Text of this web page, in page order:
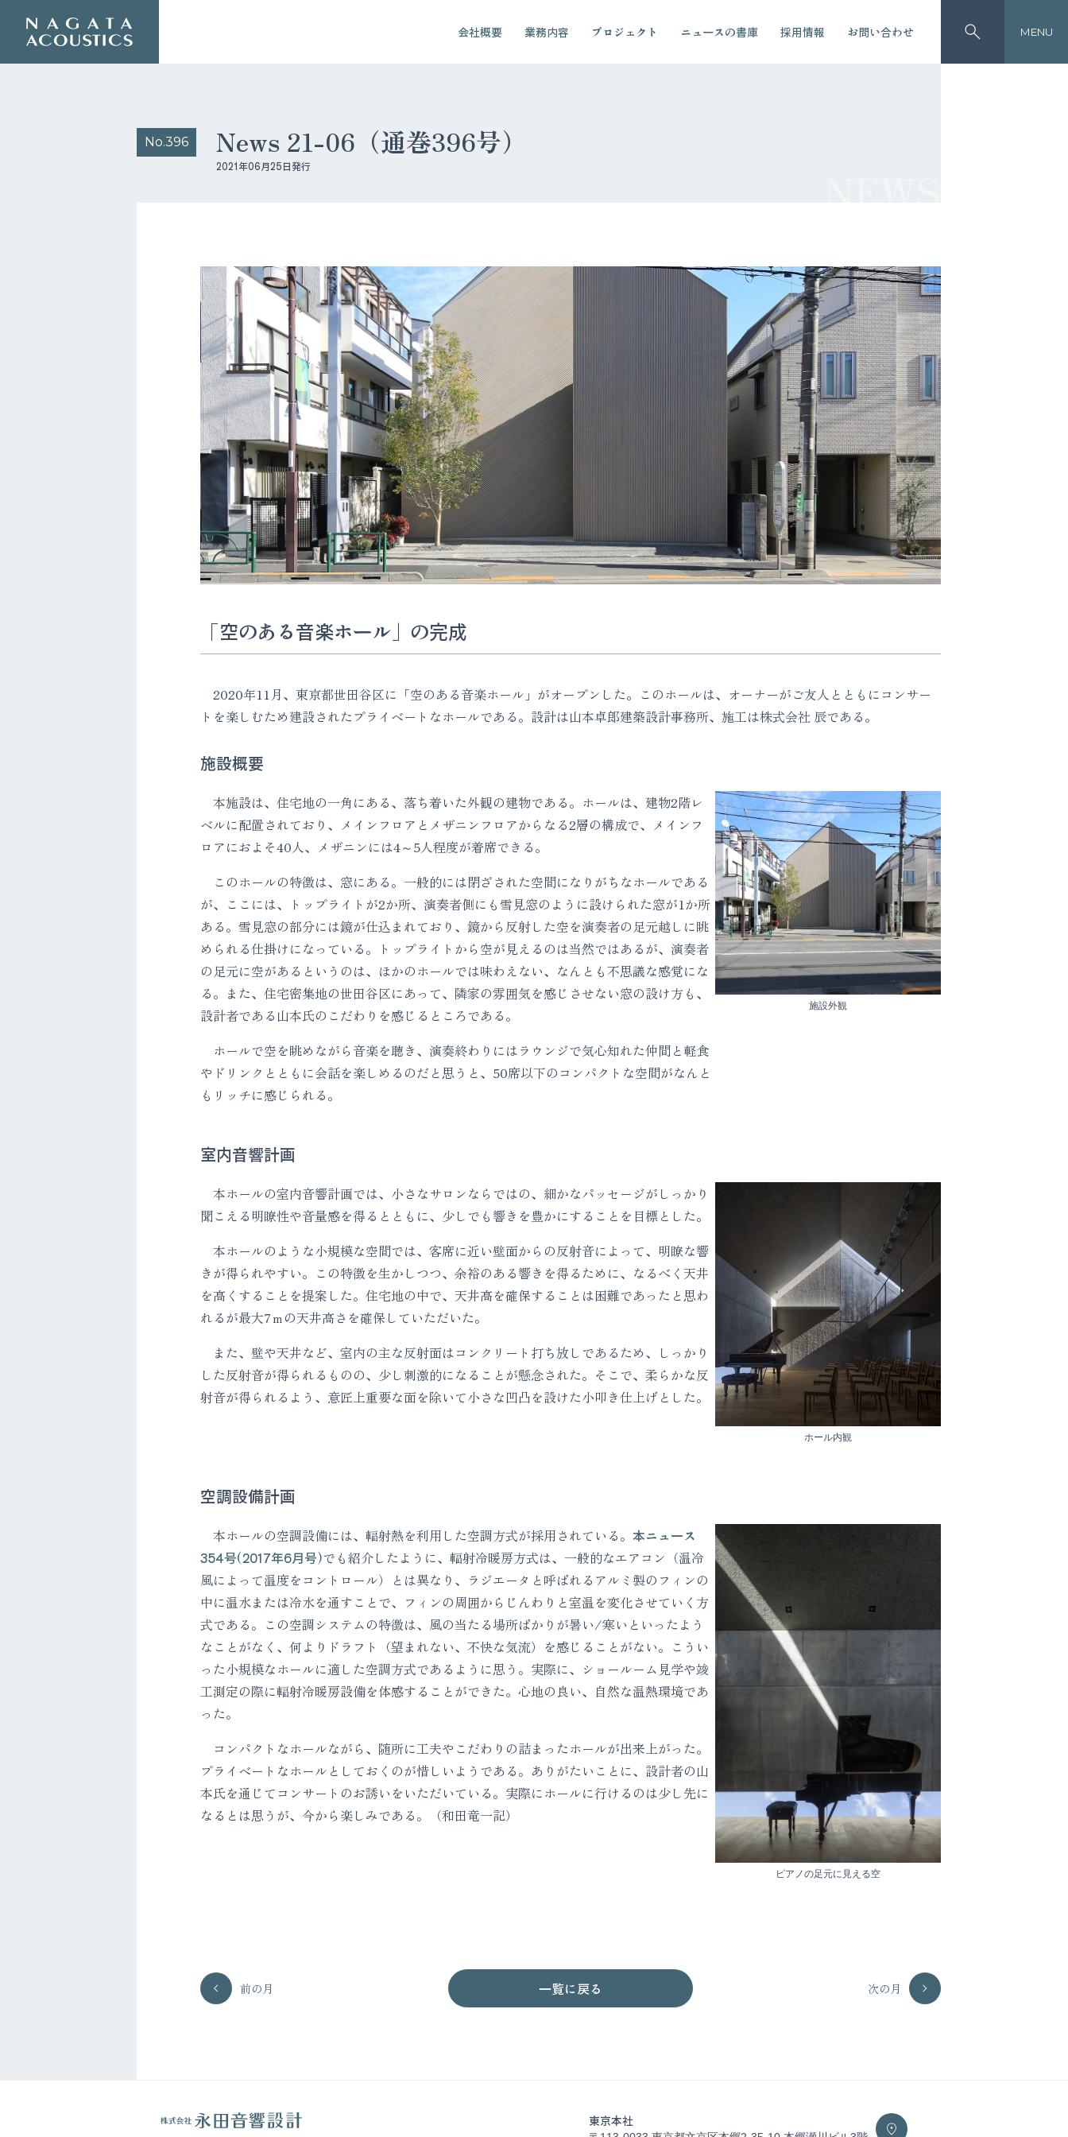
会社概要 業務内容 プロジェクト ニュースの書庫 採用情報 お問い合わせ MENU
No.396 News 21-06（通巻396号）
2021年06月25日発行
「空のある音楽ホール」の完成
2020年11月、東京都世田谷区に「空のある音楽ホール」がオープンした。このホールは、オーナーがご友人とともにコンサー
トを楽しむため建設されたプライベートなホールである。設計は山本卓郎建築設計事務所、施工は株式会社 辰である。
施設概要
本施設は、住宅地の一角にある、落ち着いた外観の建物である。ホールは、建物2階レ
ベルに配置されており、メインフロアとメザニンフロアからなる2層の構成で、メインフ
ロアにおよそ40人、メザニンには4～5人程度が着席できる。
このホールの特徴は、窓にある。一般的には閉ざされた空間になりがちなホールである
が、ここには、トップライトが2か所、演奏者側にも雪見窓のように設けられた窓が1か所
ある。雪見窓の部分には鏡が仕込まれており、鏡から反射した空を演奏者の足元越しに眺
められる仕掛けになっている。トップライトから空が見えるのは当然ではあるが、演奏者
の足元に空があるというのは、ほかのホールでは味わえない、なんとも不思議な感覚にな
る。また、住宅密集地の世田谷区にあって、隣家の雰囲気を感じさせない窓の設け方も、
設計者である山本氏のこだわりを感じるところである。
ホールで空を眺めながら音楽を聴き、演奏終わりにはラウンジで気心知れた仲間と軽食
やドリンクとともに会話を楽しめるのだと思うと、50席以下のコンパクトな空間がなんと
もリッチに感じられる。
施設外観
室内音響計画
本ホールの室内音響計画では、小さなサロンならではの、細かなパッセージがしっかり
聞こえる明瞭性や音量感を得るとともに、少しでも響きを豊かにすることを目標とした。
本ホールのような小規模な空間では、客席に近い壁面からの反射音によって、明瞭な響
きが得られやすい。この特徴を生かしつつ、余裕のある響きを得るために、なるべく天井
を高くすることを提案した。住宅地の中で、天井高を確保することは困難であったと思わ
れるが最大7ｍの天井高さを確保していただいた。
また、壁や天井など、室内の主な反射面はコンクリート打ち放しであるため、しっかり
した反射音が得られるものの、少し刺激的になることが懸念された。そこで、柔らかな反
射音が得られるよう、意匠上重要な面を除いて小さな凹凸を設けた小叩き仕上げとした。
ホール内観
空調設備計画
本ホールの空調設備には、輻射熱を利用した空調方式が採用されている。 本ニュース
354号(2017年6月号)でも紹介したように、輻射冷暖房方式は、一般的なエアコン（温冷
風によって温度をコントロール）とは異なり、ラジエータと呼ばれるアルミ製のフィンの
中に温水または冷水を通すことで、フィンの周囲からじんわりと室温を変化させていく方
式である。この空調システムの特徴は、風の当たる場所ばかりが暑い/寒いといったよう
なことがなく、何よりドラフト（望まれない、不快な気流）を感じることがない。こうい
った小規模なホールに適した空調方式であるように思う。実際に、ショールーム見学や竣
工測定の際に輻射冷暖房設備を体感することができた。心地の良い、自然な温熱環境であ
った。
コンパクトなホールながら、随所に工夫やこだわりの詰まったホールが出来上がった。
プライベートなホールとしておくのが惜しいようである。ありがたいことに、設計者の山
本氏を通じてコンサートのお誘いをいただいている。実際にホールに行けるのは少し先に
なるとは思うが、今から楽しみである。（和田竜一記）
ピアノの足元に見える空
前の月 一覧に戻る 次の月
東京本社